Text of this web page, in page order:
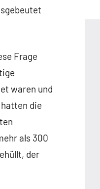
Frage
waren und
die
als 300
der